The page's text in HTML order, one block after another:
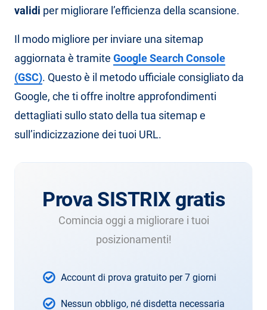
validi per migliorare l’efficienza della scansione.
Il modo migliore per inviare una sitemap
aggiornata è tramite Google Search Console
(GSC). Questo è il metodo ufficiale consigliato da
Google, che ti offre inoltre approfondimenti
dettagliati sullo stato della tua sitemap e
sull’indicizzazione dei tuoi URL.
Prova SISTRIX gratis
Comincia oggi a migliorare i tuoi
posizionamenti!
Account di prova gratuito per 7 giorni
Nessun obbligo, né disdetta necessaria